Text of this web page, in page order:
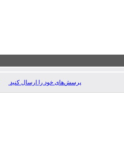
پرسش‌های خود را ارسال کنید